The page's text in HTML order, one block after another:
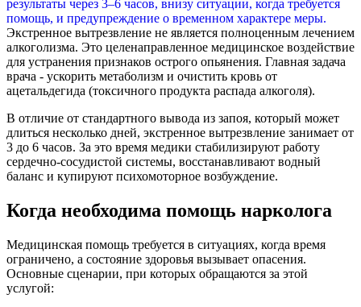
Экстренное вытрезвление не является полноценным лечением
алкоголизма. Это целенаправленное медицинское воздействие
для устранения признаков острого опьянения. Главная задача
врача - ускорить метаболизм и очистить кровь от
ацетальдегида (токсичного продукта распада алкоголя).
В отличие от стандартного вывода из запоя, который может
длиться несколько дней, экстренное вытрезвление занимает от
3 до 6 часов. За это время медики стабилизируют работу
сердечно-сосудистой системы, восстанавливают водный
баланс и купируют психомоторное возбуждение.
Когда необходима помощь нарколога
Медицинская помощь требуется в ситуациях, когда время
ограничено, а состояние здоровья вызывает опасения.
Основные сценарии, при которых обращаются за этой
услугой: